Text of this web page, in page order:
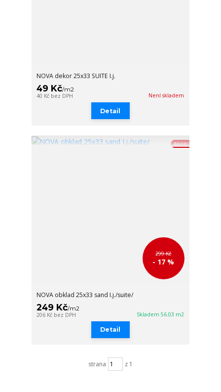
NOVA dekor 25x33 SUITE I.j.
49 Kč/m2
40 Kč bez DPH Není skladem
Detail
Akce
299 Kč
- 17 %
NOVA obklad 25x33 sand I.j./suite/
249 Kč/m2
206 Kč bez DPH Skladem 56.03 m2
Detail
strana z 1